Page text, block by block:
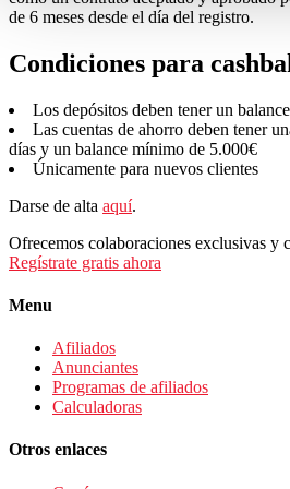
de 6 meses desde el día del registro.
Condiciones para
Los depósitos deben tener un
Las cuentas de ahorro deben tener
días y un balance mínimo de 5.000€
Únicamente para nuevos clientes
Darse de alta aquí.
Ofrecemos colaboraciones exclusivas y
Regístrate gratis ahora
Menu
Afiliados
Anunciantes
Programas de afiliados
Calculadoras
Otros enlaces